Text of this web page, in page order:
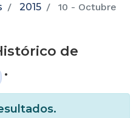
2015 10 - Octubre
de
.